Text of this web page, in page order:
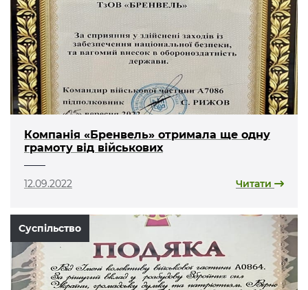
Компанія «Бренвель» отримала ще одну
грамоту від військових
12.09.2022 Читати
Суспільство